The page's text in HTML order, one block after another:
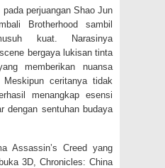
perjuangan Shao Jun
Brotherhood sambil
kuat. Narasinya
bergaya lukisan tinta
memberikan nuansa
ceritanya tidak
menangkap esensi
dengan sentuhan budaya
Assassin’s Creed yang
3D, Chronicles: China